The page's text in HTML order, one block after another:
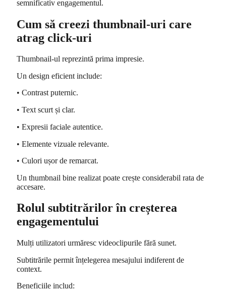
semnificativ engagementul.
Cum să creezi thumbnail-uri care
atrag click-uri
Thumbnail-ul reprezintă prima impresie.
Un design eficient include:
• Contrast puternic.
• Text scurt și clar.
• Expresii faciale autentice.
• Elemente vizuale relevante.
• Culori ușor de remarcat.
Un thumbnail bine realizat poate crește considerabil rata de
accesare.
Rolul subtitrărilor în creșterea
engagementului
Mulți utilizatori urmăresc videoclipurile fără sunet.
Subtitrările permit înțelegerea mesajului indiferent de
context.
Beneficiile includ: